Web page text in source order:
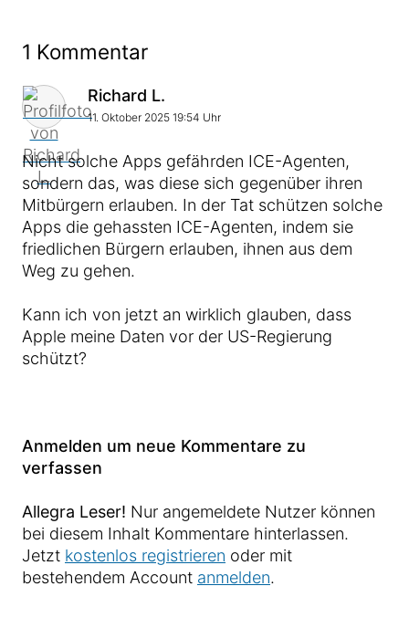
1 Kommentar
Kommentar von
Richard L.
11. Oktober 2025 19:54 Uhr
Nicht solche Apps gefährden ICE-Agenten,
sondern das, was diese sich gegenüber ihren
Mitbürgern erlauben. In der Tat schützen solche
Apps die gehassten ICE-Agenten, indem sie
friedlichen Bürgern erlauben, ihnen aus dem
Weg zu gehen.
Kann ich von jetzt an wirklich glauben, dass
Apple meine Daten vor der US-Regierung
schützt?
Anmelden um neue Kommentare zu
verfassen
Allegra Leser! Nur angemeldete Nutzer können
bei diesem Inhalt Kommentare hinterlassen.
Jetzt kostenlos registrieren oder mit
bestehendem Account anmelden.